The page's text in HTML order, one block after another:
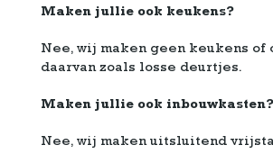
Maken jullie ook keukens?
Nee, wij maken geen keukens of
daarvan zoals losse deurtjes.
Maken jullie ook inbouwkasten?
Nee, wij maken uitsluitend